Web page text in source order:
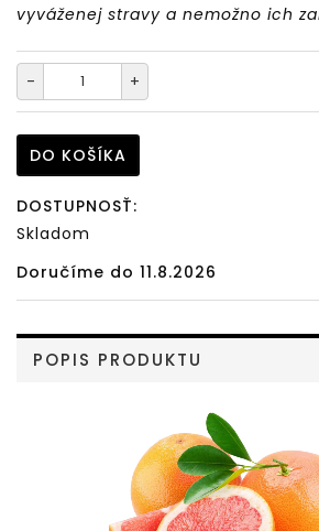
vyváženej stravy a nemožno ich
- +
DO KOŠÍKA
DOSTUPNOSŤ:
Skladom
Doručíme do 11.8.2026
POPIS PRODUKTU